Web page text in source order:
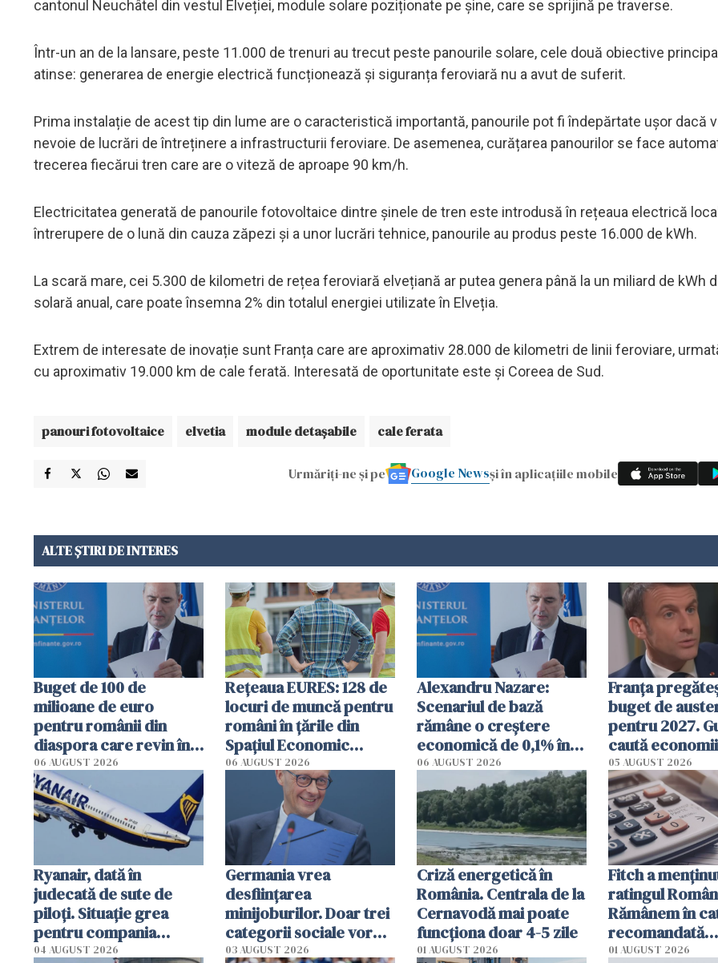
cantonul Neuchâtel din vestul Elveției, module solare poziționate pe șine, care se sprijină pe traverse.
Într-un an de la lansare, peste 11.000 de trenuri au trecut peste panourile solare, cele două obiective
atinse: generarea de energie electrică funcționează și siguranța feroviară nu a avut de suferit.
Prima instalație de acest tip din lume are o caracteristică importantă, panourile pot fi îndepărtate ușor dacă
nevoie de lucrări de întreținere a infrastructurii feroviare. De asemenea, curățarea panourilor se face
trecerea fiecărui tren care are o viteză de aproape 90 km/h.
Electricitatea generată de panourile fotovoltaice dintre șinele de tren este introdusă în rețeaua electrică
întrerupere de o lună din cauza zăpezi și a unor lucrări tehnice, panourile au produs peste 16.000 de kWh.
La scară mare, cei 5.300 de kilometri de rețea feroviară elvețiană ar putea genera până la un miliard de kWh
solară anual, care poate însemna 2% din totalul energiei utilizate în Elveția.
Extrem de interesate de inovație sunt Franța care are aproximativ 28.000 de kilometri de linii feroviare,
cu aproximativ 19.000 km de cale ferată. Interesată de oportunitate este și Coreea de Sud.
panouri fotovoltaice elvetia module detașabile cale ferata
Urmăriți-ne și pe Google Newsși în aplicațiile mobile
ALTE ȘTIRI DE INTERES
Buget de 100 de
milioane de euro
pentru românii din
diaspora care revin în
țară și vor să-și
deschidă o afacere
06 AUGUST 2026
Rețeaua EURES: 128 de
locuri de muncă pentru
români în țările din
Spaţiul Economic
European
06 AUGUST 2026
Alexandru Nazare:
Scenariul de bază
rămâne o creştere
economică de 0,1% în
acest an
06 AUGUST 2026
Franța
buget de
pentru 2027.
caută
miliarde de
05 AUGUST 2026
Ryanair, dată în
judecată de sute de
piloți. Situație grea
pentru compania
aeriană
04 AUGUST 2026
Germania vrea
desființarea
minijoburilor. Doar trei
categorii sociale vor
mai putea să le
03 AUGUST 2026
Criză energetică în
România. Centrala de la
Cernavodă mai poate
funcționa doar 4-5 zile
01 AUGUST 2026
Fitch a
ratingul
Rămânem în
recomandată
investiţiilor
01 AUGUST 2026